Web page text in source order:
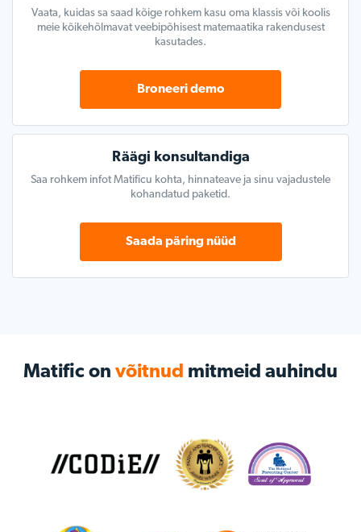
Vaata, kuidas sa saad kõige rohkem kasu oma klassis või koolis
meie kõikehõlmavat veebipõhisest matemaatika rakendusest
kasutades.
Broneeri demo
Räägi konsultandiga
Saa rohkem infot Matificu kohta, hinnateave ja sinu vajadustele
kohandatud paketid.
Saada päring nüüd
Matific on võitnud mitmeid auhindu